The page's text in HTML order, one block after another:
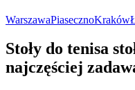
WarszawaPiasecznoKraków
Stoły do tenisa
najczęściej